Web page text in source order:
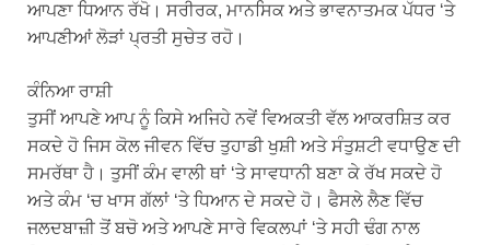
ਆਪਣਾ ਧਿਆਨ ਰੱਖੋ। ਸਰੀਰਕ, ਮਾਨਸਿਕ ਅਤੇ ਭਾਵਨਾਤਮਕ ਪੱਧਰ ‘ਤੇ
ਆਪਣੀਆਂ ਲੋੜਾਂ ਪ੍ਰਤੀ ਸੁਚੇਤ ਰਹੋ।
ਕੰਨਿਆ ਰਾਸ਼ੀ
ਤੁਸੀਂ ਆਪਣੇ ਆਪ ਨੂੰ ਕਿਸੇ ਅਜਿਹੇ ਨਵੇਂ ਵਿਅਕਤੀ ਵੱਲ ਆਕਰਸ਼ਿਤ ਕਰ
ਸਕਦੇ ਹੋ ਜਿਸ ਕੋਲ ਜੀਵਨ ਵਿੱਚ ਤੁਹਾਡੀ ਖੁਸ਼ੀ ਅਤੇ ਸੰਤੁਸ਼ਟੀ ਵਧਾਉਣ ਦੀ
ਸਮਰੱਥਾ ਹੈ। ਤੁਸੀਂ ਕੰਮ ਵਾਲੀ ਥਾਂ ‘ਤੇ ਸਾਵਧਾਨੀ ਬਣਾ ਕੇ ਰੱਖ ਸਕਦੇ ਹੋ
ਅਤੇ ਕੰਮ ‘ਚ ਖਾਸ ਗੱਲਾਂ ‘ਤੇ ਧਿਆਨ ਦੇ ਸਕਦੇ ਹੋ। ਫੈਸਲੇ ਲੈਣ ਵਿੱਚ
ਜਲਦਬਾਜ਼ੀ ਤੋਂ ਬਚੋ ਅਤੇ ਆਪਣੇ ਸਾਰੇ ਵਿਕਲਪਾਂ ‘ਤੇ ਸਹੀ ਢੰਗ ਨਾਲ